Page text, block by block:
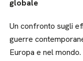
globale
Un confronto sugli
guerre
Europa e nel mondo.